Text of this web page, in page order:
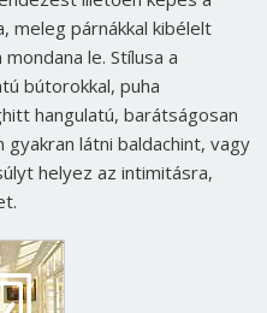
meleg párnákkal kibélelt
le. Stílusa a
bútorokkal, puha
hangulatú, barátságosan
látni baldachint, vagy
helyez az intimitásra,